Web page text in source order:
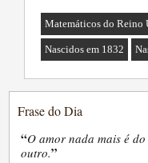
Matemáticos do Reino
Nascidos em 1832
Frase do Dia
“O amor nada mais é
outro.”